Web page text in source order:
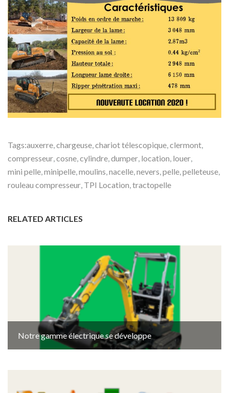
Tags:auxerre,chargeuse,chariot télescopique,clermont,
compresseur,cosne,cylindre,dumper, location, louer,
mini pelle,minipelle,moulins,nacelle,nevers,pelle,pelleteuse,
rouleau compresseur, TPI Location,tractopelle
RELATED ARTICLES
Notre gamme électrique se développe